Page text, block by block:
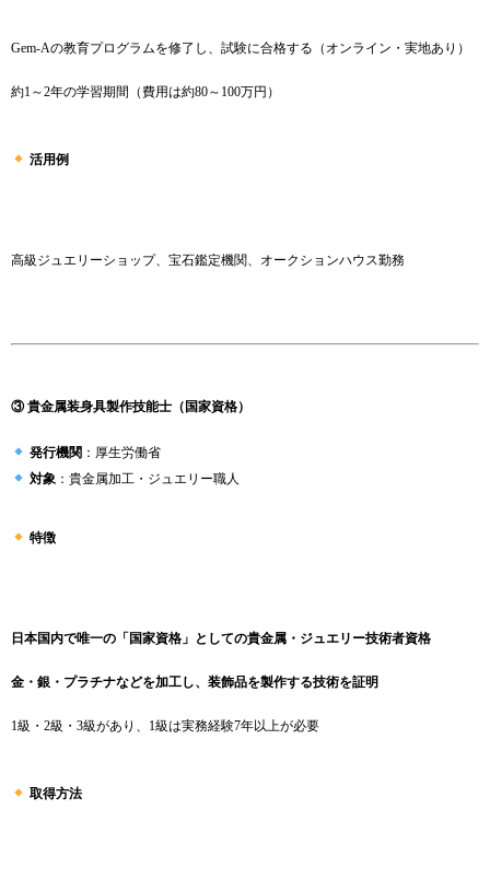
Gem-Aの教育プログラムを修了し、試験に合格する（オンライン・実地あり）
約1～2年の学習期間（費用は約80～100万円）
活用例
高級ジュエリーショップ、宝石鑑定機関、オークションハウス勤務
③ 貴金属装身具製作技能士（国家資格）
発行機関 ：厚生労働省
対象：貴金属加工・ジュエリー職人
特徴
日本国内で唯一の「国家資格」としての貴金属・ジュエリー技術者資格
金・銀・プラチナなどを加工し、装飾品を製作する技術を証明
1級・2級・3級があり、1級は実務経験7年以上が必要
取得方法